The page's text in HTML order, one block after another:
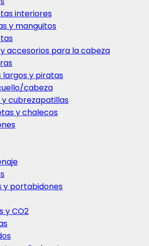
interiores
y manguitos
accesorios para la cabeza
largos y piratas
cabeza
y cubrezapatillas
y chalecos
y portabidones
y CO2